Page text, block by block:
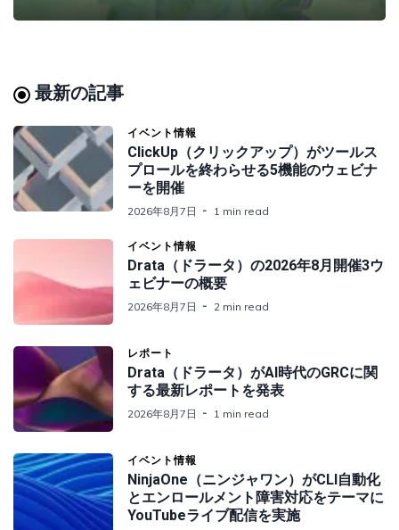
最新の記事
イベント情報
ClickUp（クリックアップ）がツールス
プロールを終わらせる5機能のウェビナ
ーを開催
2026年8月7日 1 min read
イベント情報
Drata（ドラータ）の2026年8月開催3ウ
ェビナーの概要
2026年8月7日 2 min read
レポート
Drata（ドラータ）がAI時代のGRCに関
する最新レポートを発表
2026年8月7日 1 min read
イベント情報
NinjaOne（ニンジャワン）がCLI自動化
とエンロールメント障害対応をテーマに
YouTubeライブ配信を実施